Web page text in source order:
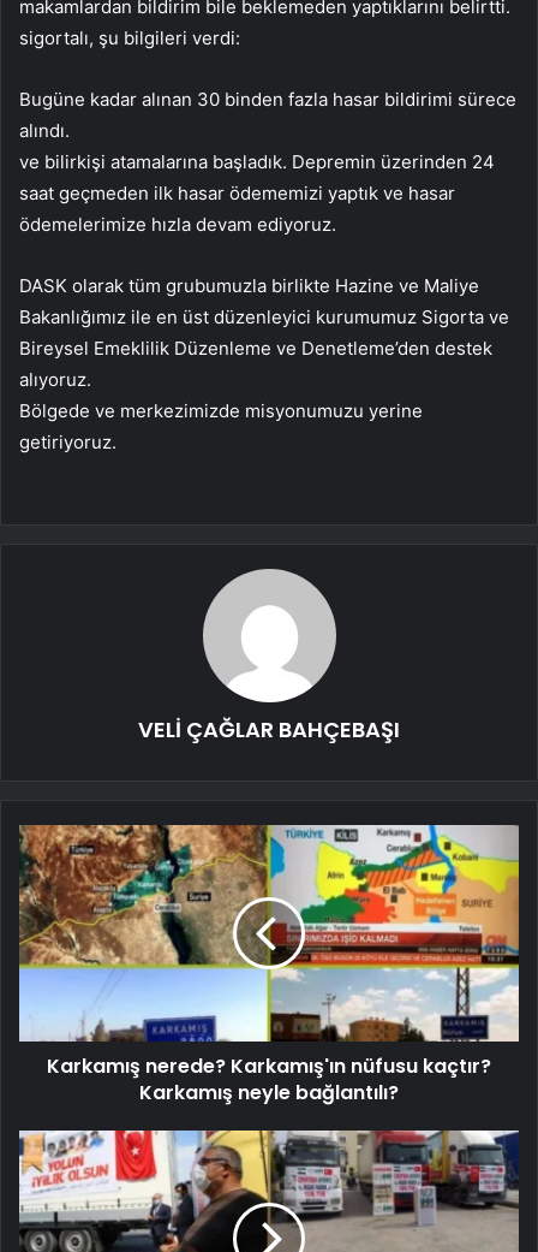
makamlardan bildirim bile beklemeden yaptıklarını belirtti.
sigortalı, şu bilgileri verdi:
Bugüne kadar alınan 30 binden fazla hasar bildirimi sürece
alındı.
ve bilirkişi atamalarına başladık. Depremin üzerinden 24
saat geçmeden ilk hasar ödememizi yaptık ve hasar
ödemelerimize hızla devam ediyoruz.
DASK olarak tüm grubumuzla birlikte Hazine ve Maliye
Bakanlığımız ile en üst düzenleyici kurumumuz Sigorta ve
Bireysel Emeklilik Düzenleme ve Denetleme’den destek
alıyoruz.
Bölgede ve merkezimizde misyonumuzu yerine
getiriyoruz.
VELİ ÇAĞLAR BAHÇEBAŞI
Karkamış nerede? Karkamış'ın nüfusu kaçtır?
Karkamış neyle bağlantılı?